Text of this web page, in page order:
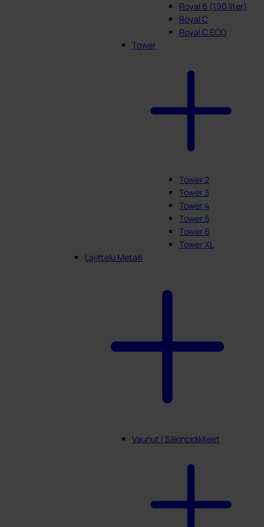
Royal 6 (190 liter)
Royal C
Royal C ECO
Tower
Tower 2
Tower 3
Tower 4
Tower 5
Tower 6
Tower XL
Lajittelu Metalli
Vaunut | Säkinpidikkeet